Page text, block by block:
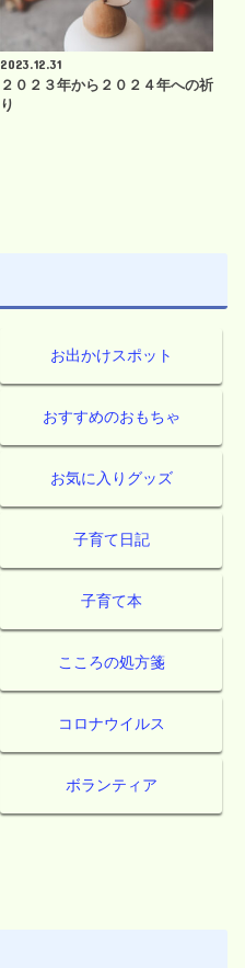
2023.12.31
２０２３年から２０２４年への祈
り
お出かけスポット
おすすめのおもちゃ
お気に入りグッズ
子育て日記
子育て本
こころの処方箋
コロナウイルス
ボランティア